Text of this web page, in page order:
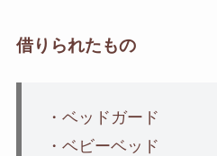
借りられたもの
・ベッドガード
・ベビーベッド